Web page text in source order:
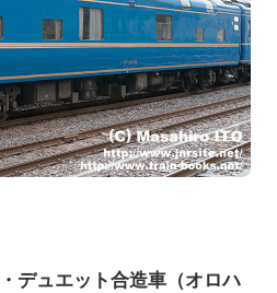
デュエット合造車（オロハ